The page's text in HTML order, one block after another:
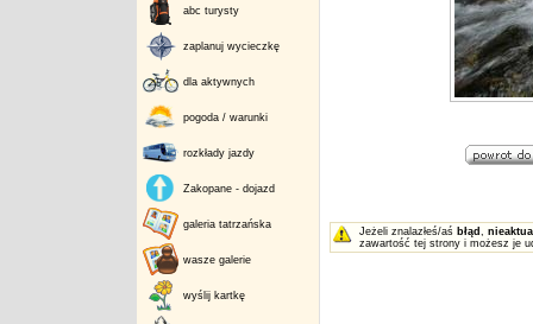
abc turysty
zaplanuj wycieczkę
dla aktywnych
pogoda / warunki
rozkłady jazdy
Zakopane - dojazd
galeria tatrzańska
wasze galerie
wyślij kartkę
Jeżeli znalazłeś/aś błąd ,
zawartość tej strony i możesz je